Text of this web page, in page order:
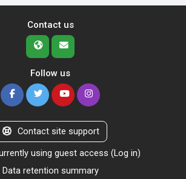
Contact us
Follow us
Contact site support
using guest access (Log in)
Data retention summary